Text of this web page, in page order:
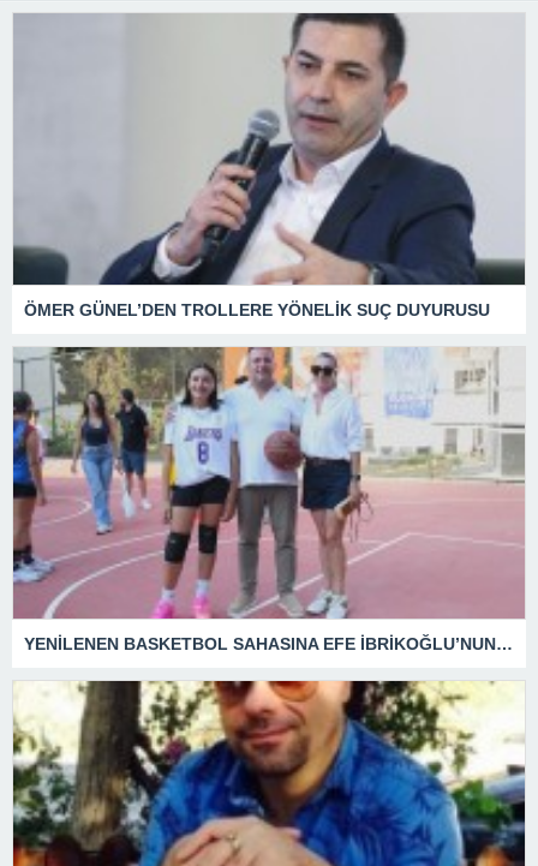
ÖMER GÜNEL’DEN TROLLERE YÖNELİK SUÇ DUYURUSU
YENİLENEN BASKETBOL SAHASINA EFE İBRİKOĞLU’NUN ADI VERİLDİ